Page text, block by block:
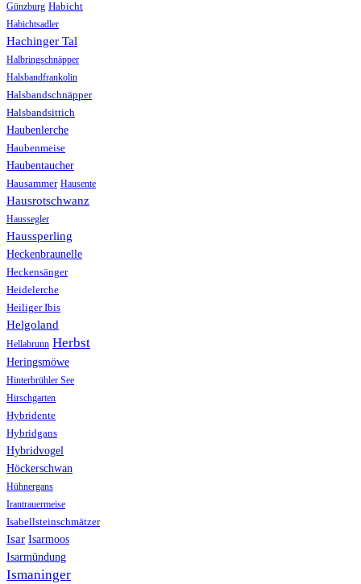
Günzburg Habicht
Habichtsadler
Hachinger Tal
Halbringschnäpper
Halsbandfrankolin
Halsbandschnäpper
Halsbandsittich
Haubenlerche
Haubenmeise
Haubentaucher
Hausammer Hausente
Hausrotschwanz
Haussegler
Haussperling
Heckenbraunelle
Heckensänger
Heidelerche
Heiliger Ibis
Helgoland
Hellabrunn Herbst
Heringsmöwe
Hinterbrühler See
Hirschgarten
Hybridente
Hybridgans
Hybridvogel
Höckerschwan
Hühnergans
Irantrauermeise
Isabellsteinschmätzer
Isar Isarmoos
Isarmündung
Ismaninger